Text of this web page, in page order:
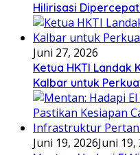
Hilirisasi
Juni 27, 2026
Ketua HKTI Landak
Kalbar untuk
Juni 19, 2026Juni 19,